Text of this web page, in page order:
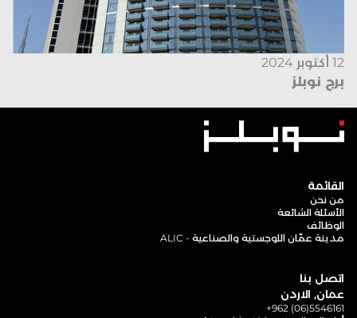
12 أكتوبر 2024
برج نوبلز
القائمة
من نحن
الأسئلة الشائعة
الوظائف
مدينة عمّان اللوجستية والصناعية - ALIC
اتصل بنا
عمان, الاردن
+962 (06)5546161